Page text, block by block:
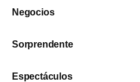
Negocios
Sorprendente
Espectáculos